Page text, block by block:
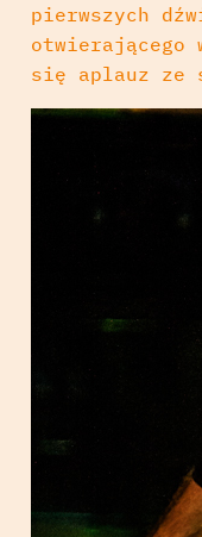
pierwszych
otwierającego
się aplauz ze